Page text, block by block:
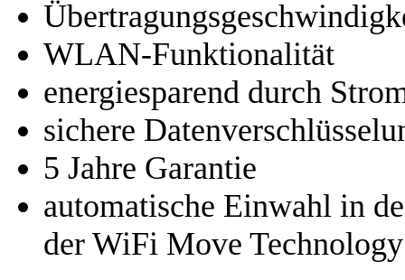
WLAN-Funktionalität
energiesparend durch
sichere
5 Jahre Garantie
automatische Einwahl in
der WiFi Move